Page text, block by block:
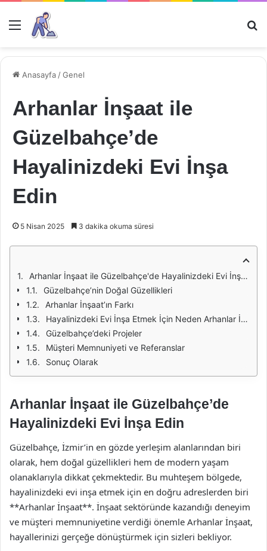
Menü
Anasayfa /Genel
Arhanlar İnşaat ile
Güzelbahçe’de
Hayalinizdeki Evi İnşa
Edin
5 Nisan 2025 3 dakika okuma süresi
Arhanlar İnşaat ile Güzelbahçe'de Hayalinizdeki Evi İnşa Edin
Güzelbahçe’nin Doğal Güzellikleri
Arhanlar İnşaat’ın Farkı
Hayalinizdeki Evi İnşa Etmek İçin Neden Arhanlar İnşaat?
Güzelbahçe’deki Projeler
Müşteri Memnuniyeti ve Referanslar
Sonuç Olarak
Arhanlar İnşaat ile Güzelbahçe’de
Hayalinizdeki Evi İnşa Edin
Güzelbahçe, İzmir’in en gözde yerleşim alanlarından biri
olarak, hem doğal güzellikleri hem de modern yaşam
olanaklarıyla dikkat çekmektedir. Bu muhteşem bölgede,
hayalinizdeki evi inşa etmek için en doğru adreslerden biri
**Arhanlar İnşaat**. İnşaat sektöründe kazandığı deneyim
ve müşteri memnuniyetine verdiği önemle Arhanlar İnşaat,
hayallerinizi gerçeğe dönüştürmek için sizleri bekliyor.